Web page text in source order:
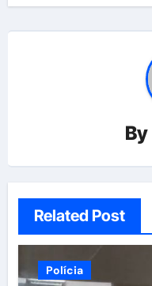
By
Related Post
Polícia